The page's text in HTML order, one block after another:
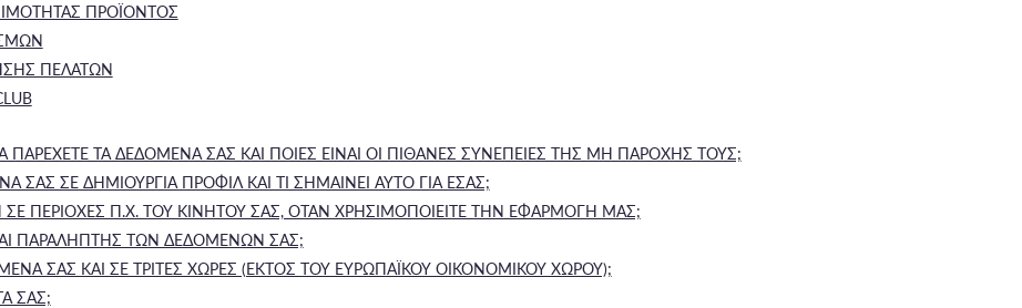
ΠΡΟΪΟΝΤΟΣ
ΠΕΛΑΤΩΝ
ΠΑΡΕΧΕΤΕ ΤΑ ΔΕΔΟΜΕΝΑ ΣΑΣ ΚΑΙ ΠΟΙΕΣ ΕΙΝΑΙ ΟΙ ΠΙΘΑΝΕΣ ΣΥΝΕΠΕΙΕΣ ΤΗΣ ΜΗ ΠΑΡΟΧΗΣ ΤΟΥΣ;
ΣΑΣ ΣΕ ΔΗΜΙΟΥΡΓΙΑ ΠΡΟΦΙΛ ΚΑΙ ΤΙ ΣΗΜΑΙΝΕΙ ΑΥΤΟ ΓΙΑ ΕΣΑΣ;
ΠΕΡΙΟΧΕΣ Π.Χ. ΤΟΥ ΚΙΝΗΤΟΥ ΣΑΣ, ΟΤΑΝ ΧΡΗΣΙΜΟΠΟΙΕΙΤΕ ΤΗΝ ΕΦΑΡΜΟΓΗ ΜΑΣ;
ΠΑΡΑΛΗΠΤΗΣ ΤΩΝ ΔΕΔΟΜΕΝΩΝ ΣΑΣ;
ΣΑΣ ΚΑΙ ΣΕ ΤΡΙΤΕΣ ΧΩΡΕΣ (ΕΚΤΟΣ ΤΟΥ ΕΥΡΩΠΑΪΚΟΥ ΟΙΚΟΝΟΜΙΚΟΥ ΧΩΡΟΥ);
ΣΑΣ;